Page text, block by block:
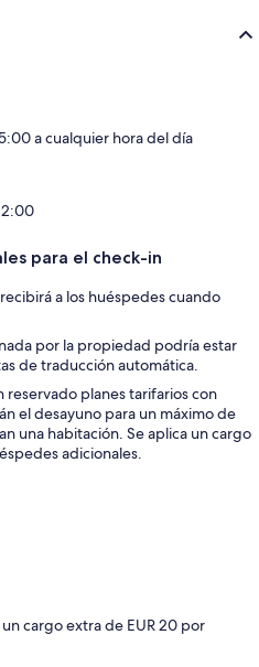
a cualquier hora del día
para el check-in
a los huéspedes cuando
por la propiedad podría estar
de traducción automática.
reservado planes tarifarios con
el desayuno para un máximo de
una habitación. Se aplica un cargo
adicionales.
cargo extra de EUR 20 por